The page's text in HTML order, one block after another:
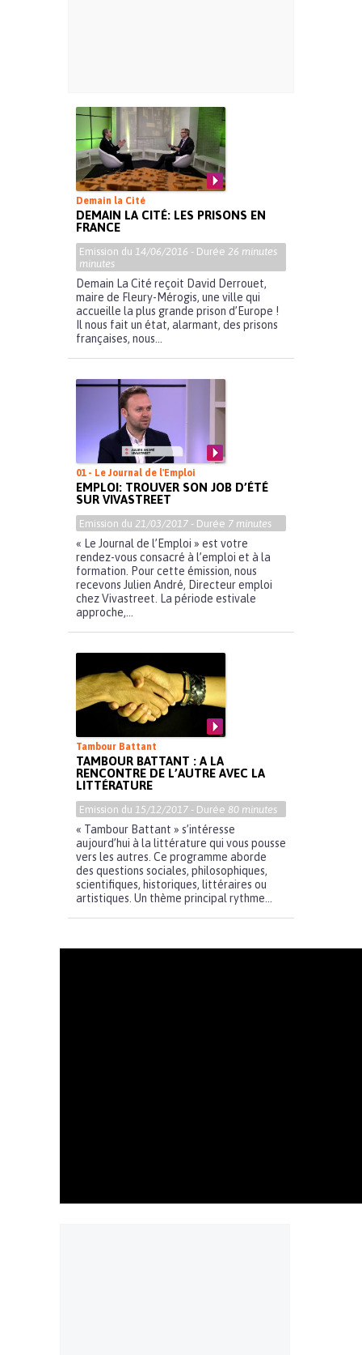
Demain la Cité
DEMAIN LA CITÉ: LES PRISONS EN
FRANCE
Emission du 14/06/2016 - Durée 26 minutes
minutes
Demain La Cité reçoit David Derrouet,
maire de Fleury-Mérogis, une ville qui
accueille la plus grande prison d’Europe !
Il nous fait un état, alarmant, des prisons
françaises, nous...
01 - Le Journal de l'Emploi
EMPLOI: TROUVER SON JOB D’ÉTÉ
SUR VIVASTREET
Emission du 21/03/2017 - Durée 7 minutes
« Le Journal de l’Emploi » est votre
rendez-vous consacré à l’emploi et à la
formation. Pour cette émission, nous
recevons Julien André, Directeur emploi
chez Vivastreet. La période estivale
approche,...
Tambour Battant
TAMBOUR BATTANT : A LA
RENCONTRE DE L’AUTRE AVEC LA
LITTÉRATURE
Emission du 15/12/2017 - Durée 80 minutes
« Tambour Battant » s’intéresse
aujourd’hui à la littérature qui vous pousse
vers les autres. Ce programme aborde
des questions sociales, philosophiques,
scientifiques, historiques, littéraires ou
artistiques. Un thème principal rythme...